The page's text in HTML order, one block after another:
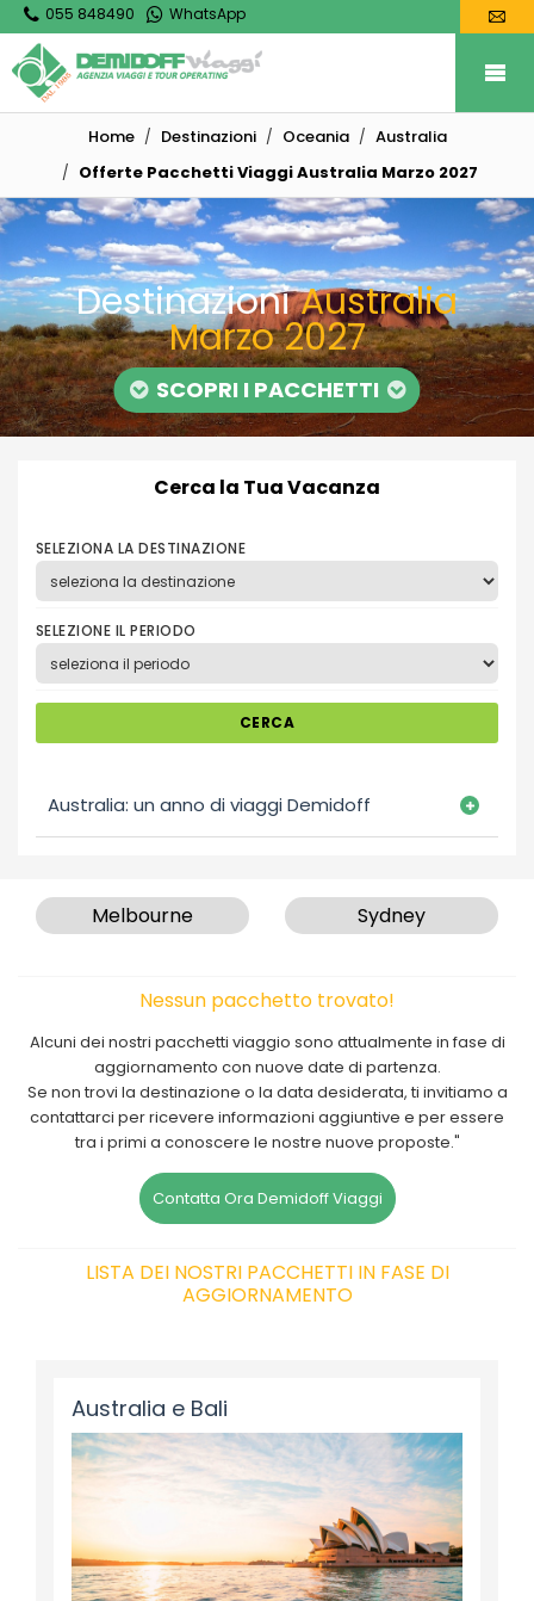
055 848490 WhatsApp
Home Destinazioni Oceania
Australia
Offerte Pacchetti Viaggi Australia Marzo 2027
DestinazioniAustralia
Marzo 2027
SCOPRI I PACCHETTI
Cerca la Tua Vacanza
SELEZIONA LA DESTINAZIONE
SELEZIONE IL PERIODO
CERCA
Australia: un anno di viaggi Demidoff
Melbourne Sydney
Nessun pacchetto trovato!
Alcuni dei nostri pacchetti viaggio sono attualmente in fase di
aggiornamento con nuove date di partenza.
Se non trovi la destinazione o la data desiderata, ti invitiamo a
contattarci per ricevere informazioni aggiuntive e per essere
tra i primi a conoscere le nostre nuove proposte."
Contatta Ora Demidoff Viaggi
LISTA DEI NOSTRI PACCHETTI IN FASE DI
AGGIORNAMENTO
Australia e Bali